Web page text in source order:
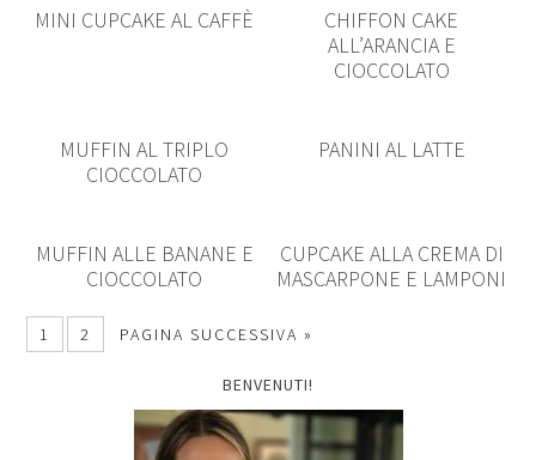
MINI CUPCAKE AL CAFFÈ
CHIFFON CAKE
ALL’ARANCIA E
CIOCCOLATO
MUFFIN AL TRIPLO
CIOCCOLATO
PANINI AL LATTE
MUFFIN ALLE BANANE E
CIOCCOLATO
CUPCAKE ALLA CREMA DI
MASCARPONE E LAMPONI
1 2 PAGINA SUCCESSIVA »
BENVENUTI!